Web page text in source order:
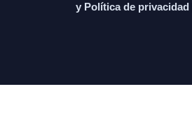
y Política de privacidad